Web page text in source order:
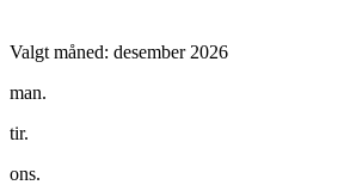
Valgt måned: desember 2026
man.
tir.
ons.